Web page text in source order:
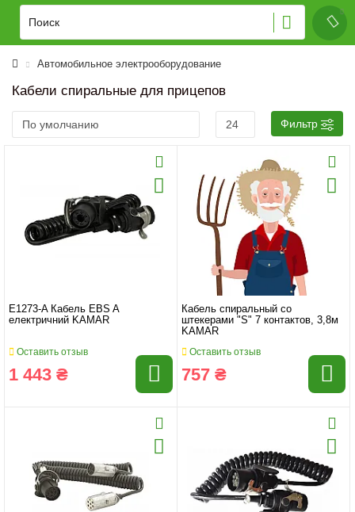
Автомобильное электрооборудование
Кабели спиральные для прицепов
Фильтр
E1273-A Кабель EBS A
електричний KAMAR
Оставить отзыв
1 443 ₴
Кабель спиральный со
штекерами "S" 7 контактов, 3,8м
KAMAR
Оставить отзыв
757 ₴